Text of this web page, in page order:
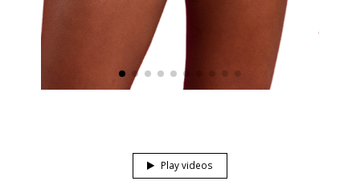
Play videos